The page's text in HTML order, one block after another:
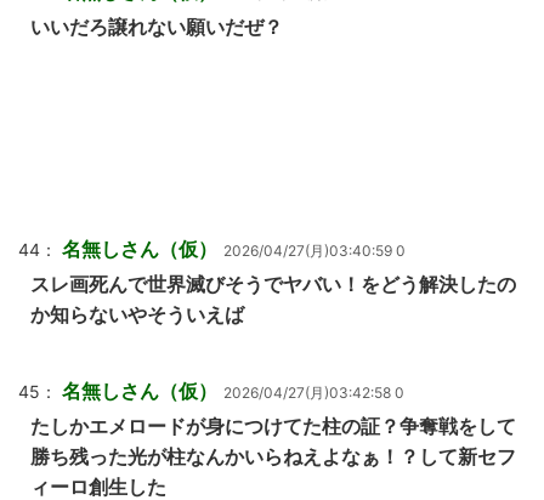
いいだろ譲れない願いだぜ？
44： 名無しさん（仮） 2026/04/27(月)03:40:59 0
スレ画死んで世界滅びそうでヤバい！をどう解決したの
か知らないやそういえば
45： 名無しさん（仮） 2026/04/27(月)03:42:58 0
たしかエメロードが身につけてた柱の証？争奪戦をして
勝ち残った光が柱なんかいらねえよなぁ！？して新セフ
ィーロ創生した